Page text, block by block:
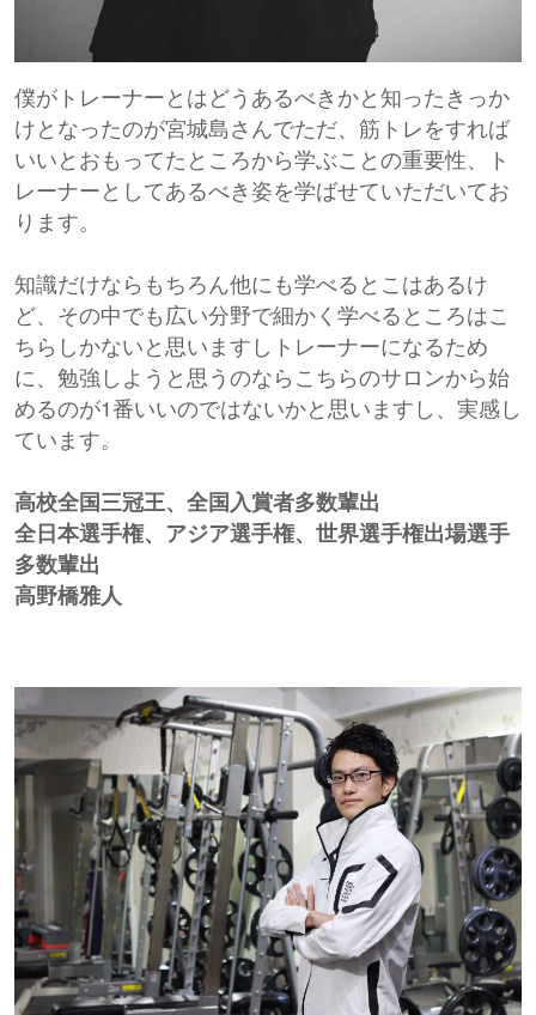
僕がトレーナーとはどうあるべきかと知ったきっか
けとなったのが宮城島さんでただ、筋トレをすれば
いいとおもってたところから学ぶことの重要性、ト
レーナーとしてあるべき姿を学ばせていただいてお
ります。
知識だけならもちろん他にも学べるとこはあるけ
ど、その中でも広い分野で細かく学べるところはこ
ちらしかないと思いますしトレーナーになるため
に、勉強しようと思うのならこちらのサロンから始
めるのが1番いいのではないかと思いますし、実感し
ています。
高校全国三冠王、全国入賞者多数輩出
全日本選手権、アジア選手権、世界選手権出場選手
多数輩出
高野橋雅人